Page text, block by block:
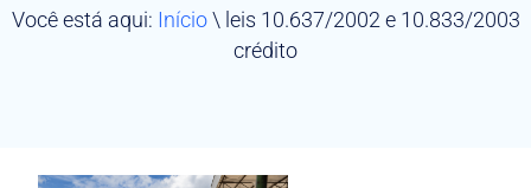
Você está aqui: Início\ leis 10.637/2002 e 10.833/2003
crédito